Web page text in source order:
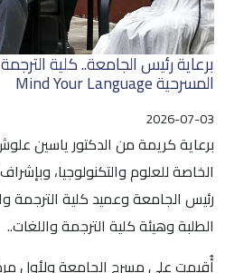
برعاية رئيس الجامعة.. كلية
المسرحية Mind Your Language
2026-07-03
برعاية كريمة من الدكتور ياسين
الخاصة للعلوم والتكنولوجيا،
رئيس الجامعة وعميد كلية الترجمة
الطلبة وهيئة كلية الترجمة واللغات..
أُقيمت على مسرح الجامعة ولأول